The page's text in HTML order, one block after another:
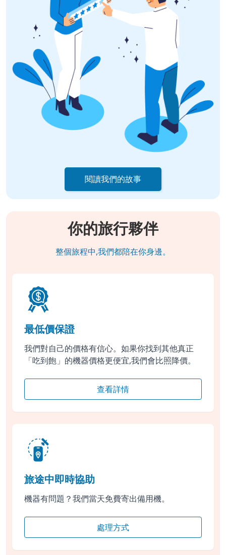
閱讀我們的故事
你的旅行夥伴
整個旅程中,我們都陪在你身邊。
最低價保證
我們對自己的價格有信心。如果你找到其他真正
「吃到飽」的機器價格更便宜,我們會比照降價。
查看詳情
旅途中即時協助
機器有問題？我們當天免費寄出備用機。
處理方式